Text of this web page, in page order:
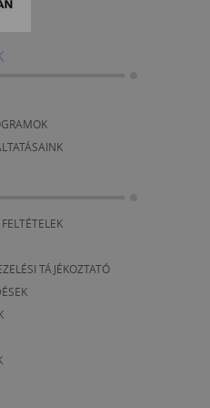
TÁJÉKOZTATÓ